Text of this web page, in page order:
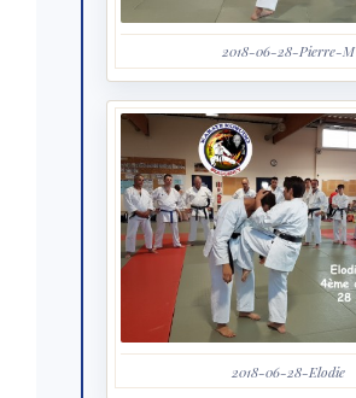
2018-06-28-Pierre-M
2018-06-28-Elodie